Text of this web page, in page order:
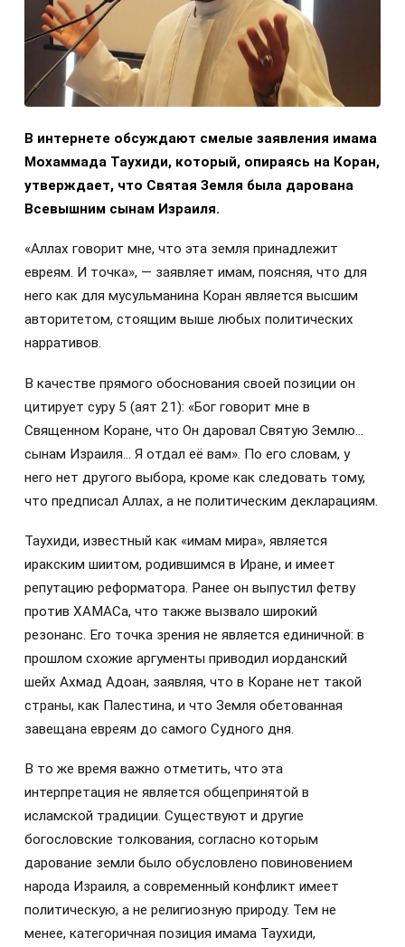
В интернете обсуждают смелые заявления имама
Мохаммада Таухиди, который, опираясь на Коран,
утверждает, что Святая Земля была дарована
Всевышним сынам Израиля.
«Аллах говорит мне, что эта земля принадлежит
евреям. И точка», — заявляет имам, поясняя, что для
него как для мусульманина Коран является высшим
авторитетом, стоящим выше любых политических
нарративов.
В качестве прямого обоснования своей позиции он
цитирует суру 5 (аят 21): «Бог говорит мне в
Священном Коране, что Он даровал Святую Землю…
сынам Израиля… Я отдал её вам». По его словам, у
него нет другого выбора, кроме как следовать тому,
что предписал Аллах, а не политическим декларациям.
Таухиди, известный как «имам мира», является
иракским шиитом, родившимся в Иране, и имеет
репутацию реформатора. Ранее он выпустил фетву
против ХАМАСа, что также вызвало широкий
резонанс. Его точка зрения не является единичной: в
прошлом схожие аргументы приводил иорданский
шейх Ахмад Адоан, заявляя, что в Коране нет такой
страны, как Палестина, и что Земля обетованная
завещана евреям до самого Судного дня.
В то же время важно отметить, что эта
интерпретация не является общепринятой в
исламской традиции. Существуют и другие
богословские толкования, согласно которым
дарование земли было обусловлено повиновением
народа Израиля, а современный конфликт имеет
политическую, а не религиозную природу. Тем не
менее, категоричная позиция имама Таухиди,